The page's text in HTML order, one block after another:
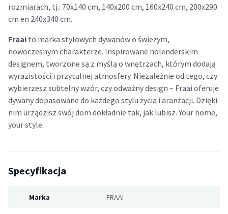
rozmiarach, tj.: 70x140 cm, 140x200 cm, 160x240 cm, 200x290
cm en 240x340 cm.
Fraai to marka stylowych dywanów o świeżym,
nowoczesnym charakterze. Inspirowane holenderskim
designem, tworzone są z myślą o wnętrzach, którym dodają
wyrazistości i przytulnej atmosfery. Niezależnie od tego, czy
wybierzesz subtelny wzór, czy odważny design – Fraai oferuje
dywany dopasowane do każdego stylu życia i aranżacji. Dzięki
nim urządzisz swój dom dokładnie tak, jak lubisz. Your home,
your style.
Specyfikacja
Marka FRAAI